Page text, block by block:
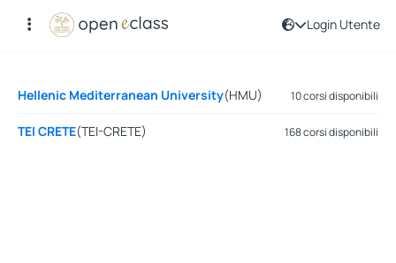
Login Utente
corsi
Hellenic Mediterranean University(HMU) 10 corsi disponibili
TEI CRETE(TEI-CRETE) 168 corsi disponibili